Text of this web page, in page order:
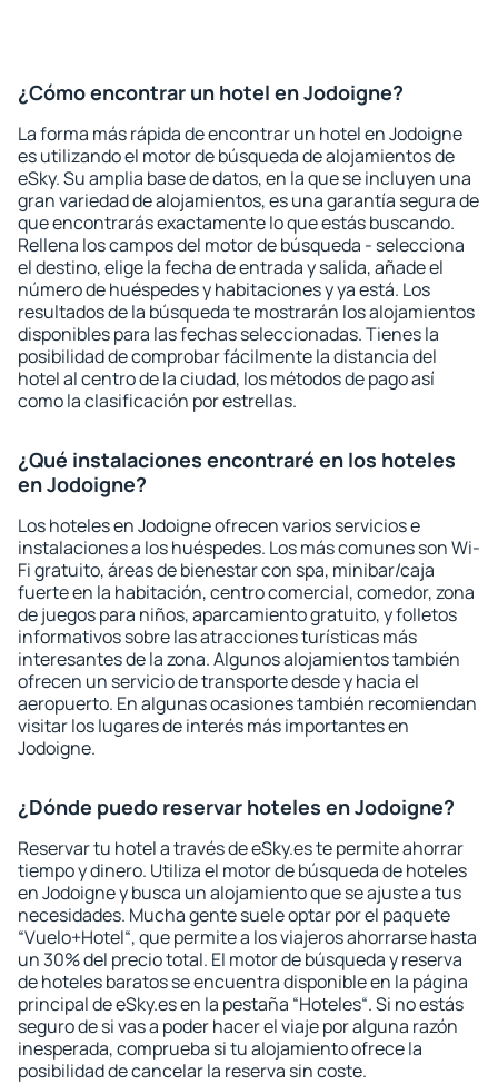
¿Cómo encontrar un hotel en Jodoigne?
La forma más rápida de encontrar un hotel en Jodoigne
es utilizando el motor de búsqueda de alojamientos de
eSky. Su amplia base de datos, en la que se incluyen una
gran variedad de alojamientos, es una garantía segura de
que encontrarás exactamente lo que estás buscando.
Rellena los campos del motor de búsqueda - selecciona
el destino, elige la fecha de entrada y salida, añade el
número de huéspedes y habitaciones y ya está. Los
resultados de la búsqueda te mostrarán los alojamientos
disponibles para las fechas seleccionadas. Tienes la
posibilidad de comprobar fácilmente la distancia del
hotel al centro de la ciudad, los métodos de pago así
como la clasificación por estrellas.
¿Qué instalaciones encontraré en los hoteles
en Jodoigne?
Los hoteles en Jodoigne ofrecen varios servicios e
instalaciones a los huéspedes. Los más comunes son Wi-
Fi gratuito, áreas de bienestar con spa, minibar/caja
fuerte en la habitación, centro comercial, comedor, zona
de juegos para niños, aparcamiento gratuito, y folletos
informativos sobre las atracciones turísticas más
interesantes de la zona. Algunos alojamientos también
ofrecen un servicio de transporte desde y hacia el
aeropuerto. En algunas ocasiones también recomiendan
visitar los lugares de interés más importantes en
Jodoigne.
¿Dónde puedo reservar hoteles en Jodoigne?
Reservar tu hotel a través de eSky.es te permite ahorrar
tiempo y dinero. Utiliza el motor de búsqueda de hoteles
en Jodoigne y busca un alojamiento que se ajuste a tus
necesidades. Mucha gente suele optar por el paquete
“Vuelo+Hotel“, que permite a los viajeros ahorrarse hasta
un 30% del precio total. El motor de búsqueda y reserva
de hoteles baratos se encuentra disponible en la página
principal de eSky.es en la pestaña “Hoteles“. Si no estás
seguro de si vas a poder hacer el viaje por alguna razón
inesperada, comprueba si tu alojamiento ofrece la
posibilidad de cancelar la reserva sin coste.